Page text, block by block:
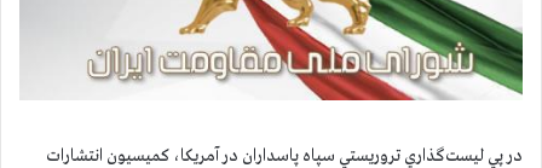
در پي ليست‌گذاري تروريستي سپاه پاسداران در آمريكا، كميسيون انتشارات